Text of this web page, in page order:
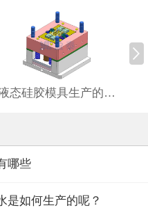
液态硅胶模具生产的产品有什么优势呢？
哪些
是如何生产的呢？